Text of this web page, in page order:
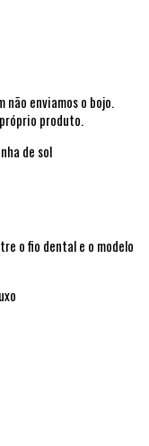
não enviamos o bojo.
produto.
de sol
o fio dental e o modelo